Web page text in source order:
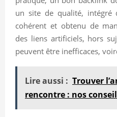
un site de qualité, intégré
cohérent et obtenu de
des liens artificiels, hors
peuvent être inefficaces,
Lire aussi : Trouver
rencontre : nos